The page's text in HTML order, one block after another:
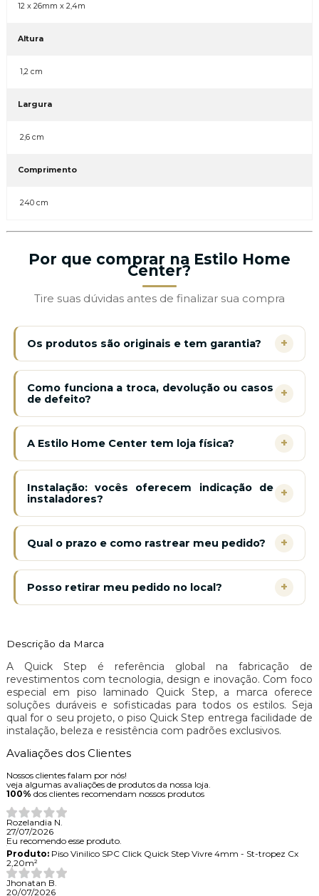
12 x 26mm x 2,4m
Altura
1,2 cm
Largura
2,6 cm
Comprimento
240 cm
Por que comprar na Estilo Home
Center?
Tire suas dúvidas antes de finalizar sua compra
Os produtos são originais e tem garantia? +
Como funciona a troca, devolução ou casos
de defeito?
+
A Estilo Home Center tem loja física? +
Instalação: vocês oferecem indicação de
instaladores?
+
Qual o prazo e como rastrear meu pedido? +
Posso retirar meu pedido no local? +
Descrição da Marca
A Quick Step é referência global na fabricação de
revestimentos com tecnologia, design e inovação. Com foco
especial em piso laminado Quick Step, a marca oferece
soluções duráveis e sofisticadas para todos os estilos. Seja
qual for o seu projeto, o piso Quick Step entrega facilidade de
instalação, beleza e resistência com padrões exclusivos.
Avaliações dos Clientes
Nossos clientes falam por nós!
veja algumas avaliações de produtos da nossa loja.
100% dos clientes recomendam nossos produtos
Rozelandia N.
27/07/2026
Eu recomendo esse produto.
Produto:Piso Vinilico SPC Click Quick Step Vivre 4mm - St-tropez Cx
2,20m²
Jhonatan B.
20/07/2026